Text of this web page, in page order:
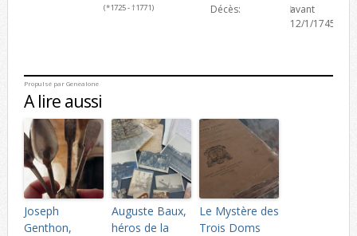
(*1725 - †1771)
Décès:
avant
12/1/1745
Propulsé par Genealone
A lire aussi
Joseph
Genthon,
Auguste Baux,
héros de la
Le Mystère des
Trois Doms